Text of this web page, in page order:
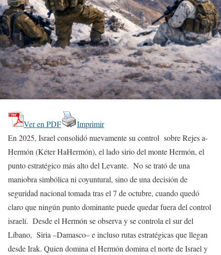
Ver en PDF
Imprimir
En 2025, Israel consolidó nuevamente su control sobre Rejes a-
Hermón (Kéter HaHermón), el lado sirio del monte Hermón, el
punto estratégico más alto del Levante. No se trató de una
maniobra simbólica ni coyuntural, sino de una decisión de
seguridad nacional tomada tras el 7 de octubre, cuando quedó
claro que ningún punto dominante puede quedar fuera del control
israelí. Desde el Hermón se observa y se controla el sur del
Líbano, Siria –Damasco– e incluso rutas estratégicas que llegan
desde Irak. Quien domina el Hermón domina el norte de Israel y